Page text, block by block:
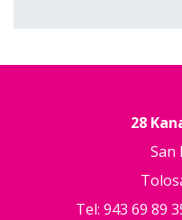
28
San
Tel: 943 69 89